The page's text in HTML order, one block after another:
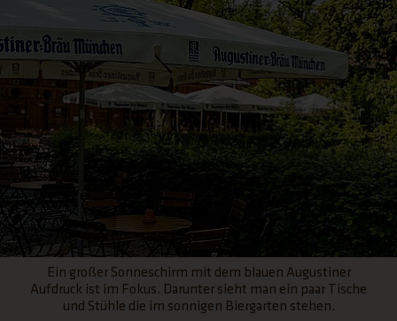
Ein großer Sonneschirm mit dem blauen Augustiner
Aufdruck ist im Fokus. Darunter sieht man ein paar Tische
und Stühle die im sonnigen Biergarten stehen.